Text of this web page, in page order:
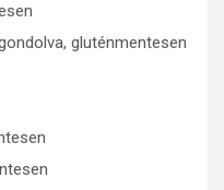
gluténmentesen